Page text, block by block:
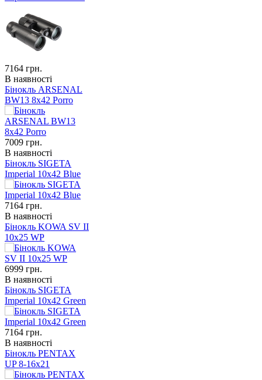
7164 грн.
В наявності
Бінокль ARSENAL
BW13 8x42 Porro
7009 грн.
В наявності
Бінокль SIGETA
Imperial 10x42 Blue
7164 грн.
В наявності
Бінокль KOWA SV II
10x25 WP
6999 грн.
В наявності
Бінокль SIGETA
Imperial 10x42 Green
7164 грн.
В наявності
Бінокль PENTAX
UP 8-16x21